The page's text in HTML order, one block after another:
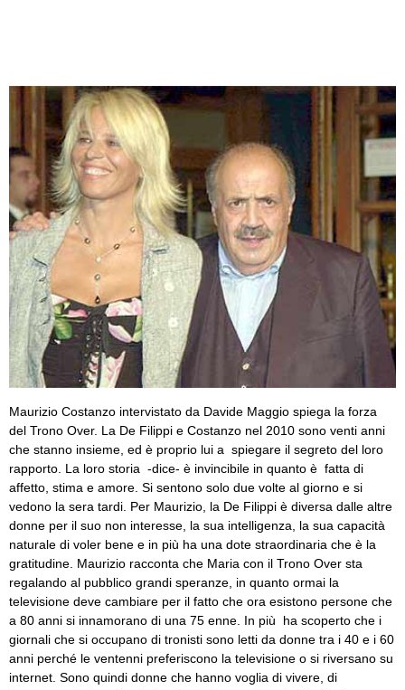
Maurizio Costanzo intervistato da Davide Maggio spiega la forza
del Trono Over. La De Filippi e Costanzo nel 2010 sono venti anni
che stanno insieme, ed è proprio lui a spiegare il segreto del loro
rapporto. La loro storia -dice- è invincibile in quanto è fatta di
affetto, stima e amore. Si sentono solo due volte al giorno e si
vedono la sera tardi. Per Maurizio, la De Filippi è diversa dalle altre
donne per il suo non interesse, la sua intelligenza, la sua capacità
naturale di voler bene e in più ha una dote straordinaria che è la
gratitudine. Maurizio racconta che Maria con il Trono Over sta
regalando al pubblico grandi speranze, in quanto ormai la
televisione deve cambiare per il fatto che ora esistono persone che
a 80 anni si innamorano di una 75 enne. In più ha scoperto che i
giornali che si occupano di tronisti sono letti da donne tra i 40 e i 60
anni perché le ventenni preferiscono la televisione o si riversano su
internet. Sono quindi donne che hanno voglia di vivere, di